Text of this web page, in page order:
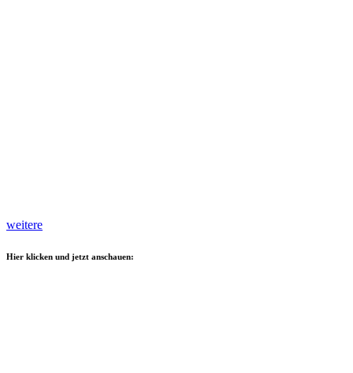
weitere
Hier klicken und jetzt anschauen: